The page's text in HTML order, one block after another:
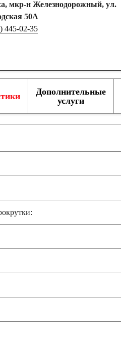
мкр-н Железнодорожный, ул.
50А
445-02-35
Дополнительные
услуги